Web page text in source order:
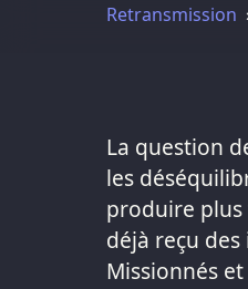
Retransmission
La question
les
produire plus
déjà reçu
Missionnés